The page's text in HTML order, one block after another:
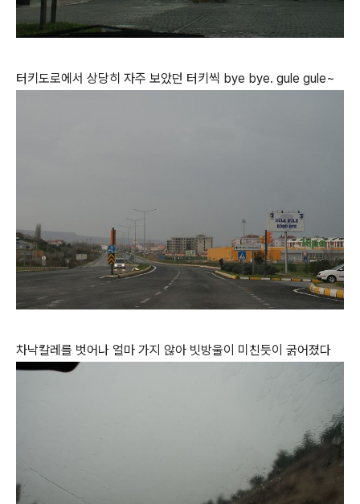
터키도로에서 상당히 자주 보았던 터키씩 bye bye. gule gule~
차낙칼레를 벗어나 얼마 가지 않아 빗방울이 미친듯이 굵어졌다